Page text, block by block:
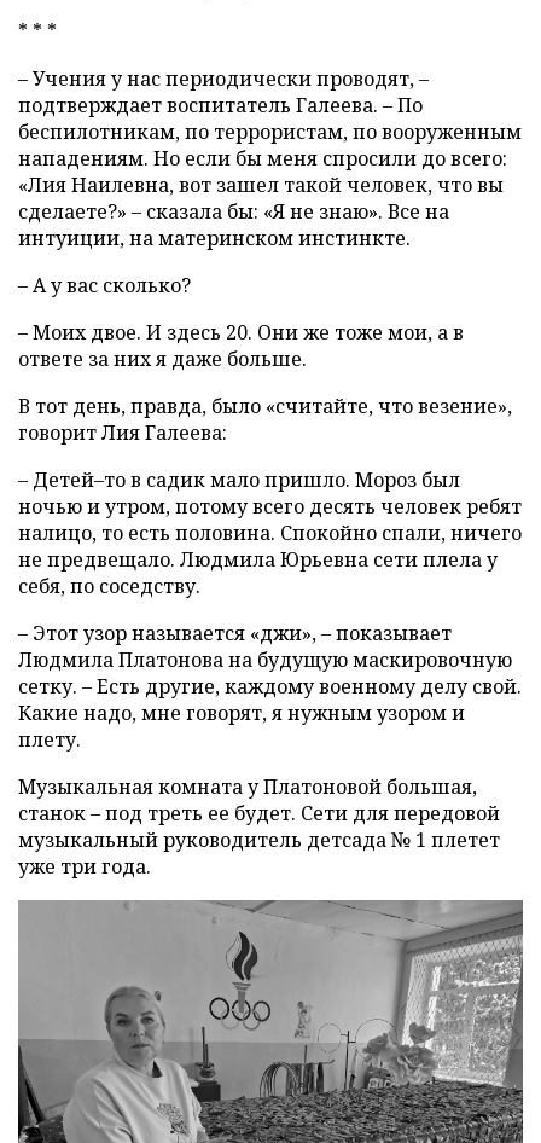
* * *
– Учения у нас периодически проводят, –
подтверждает воспитатель Галеева. – По
беспилотникам, по террористам, по вооруженным
нападениям. Но если бы меня спросили до всего:
«Лия Наилевна, вот зашел такой человек, что вы
сделаете?» – сказала бы: «Я не знаю». Все на
интуиции, на материнском инстинкте.
– А у вас сколько?
– Моих двое. И здесь 20. Они же тоже мои, а в
ответе за них я даже больше.
В тот день, правда, было «считайте, что везение»,
говорит Лия Галеева:
– Детей–то в садик мало пришло. Мороз был
ночью и утром, потому всего десять человек ребят
налицо, то есть половина. Спокойно спали, ничего
не предвещало. Людмила Юрьевна сети плела у
себя, по соседству.
– Этот узор называется «джи», – показывает
Людмила Платонова на будущую маскировочную
сетку. – Есть другие, каждому военному делу свой.
Какие надо, мне говорят, я нужным узором и
плету.
Музыкальная комната у Платоновой большая,
станок – под треть ее будет. Сети для передовой
музыкальный руководитель детсада № 1 плетет
уже три года.